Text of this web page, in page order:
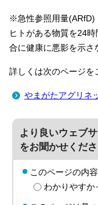
※急性参照用量(ARfD)
ヒトがある物質を24
合に健康に悪影を示さ
詳しくは次のページを
やまがたアグリネ
より良いウェブ
をお聞かせくださ
このページの内
わかりやすか